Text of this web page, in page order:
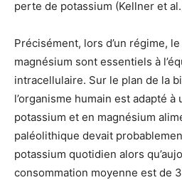
perte de potassium (Kellner et
Précisément, lors d’un régime,
magnésium sont essentiels à
intracellulaire. Sur le plan de la
l’organisme humain est adapté
potassium et en magnésium
paléolithique devait
potassium quotidien alors
consommation moyenne est de